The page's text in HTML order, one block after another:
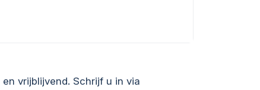
en vrijblijvend. Schrijf u in via